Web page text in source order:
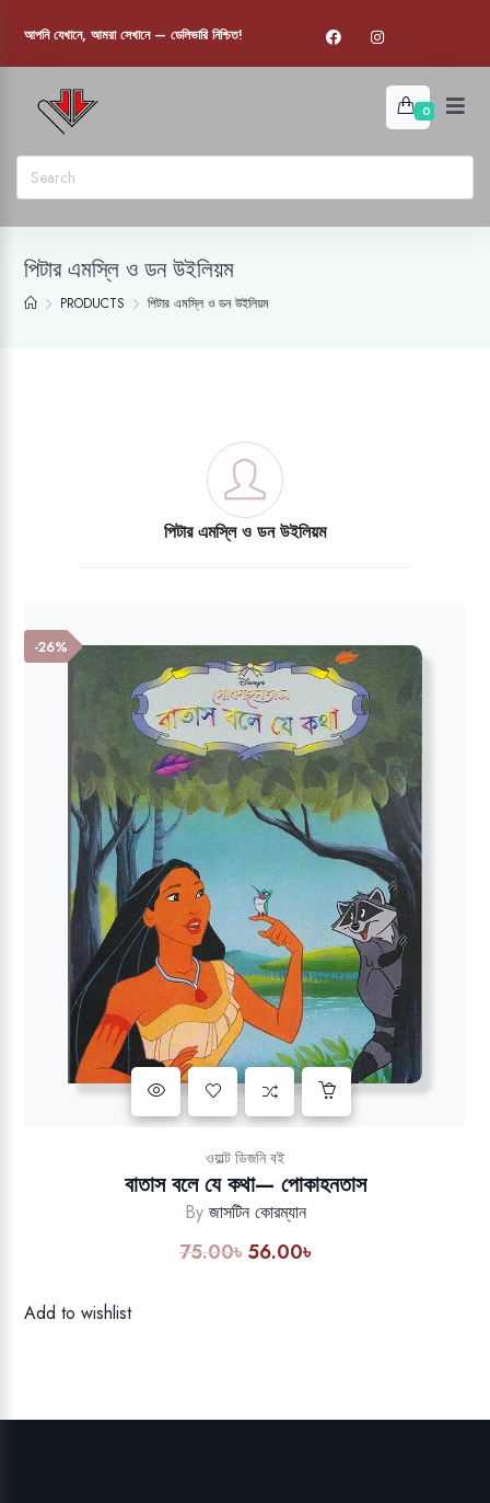
আপনি যেখানে, আমরা সেখানে — ডেলিভারি নিশ্চিত!
0
পিটার এমস্লি ও ডন উইলিয়ম
PRODUCTS পিটার এমস্লি ও ডন উইলিয়ম
পিটার এমস্লি ও ডন উইলিয়ম
-26%
ওয়াল্ট ডিজনি বই
বাতাস বলে যে কথা— পোকাহনতাস
By জাসটিন কোরম্যান
75.00৳ Original
56.00৳Current
Add to wishlist